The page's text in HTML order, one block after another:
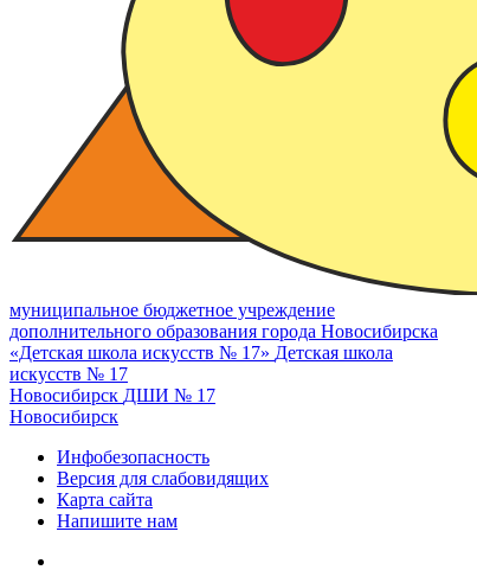
муниципальное бюджетное учреждение
дополнительного образования города Новосибирска
«Детская школа искусств № 17» Детская школа
искусств № 17
Новосибирск ДШИ № 17
Новосибирск
Инфобезопасность
Версия для слабовидящих
Карта сайта
Напишите нам